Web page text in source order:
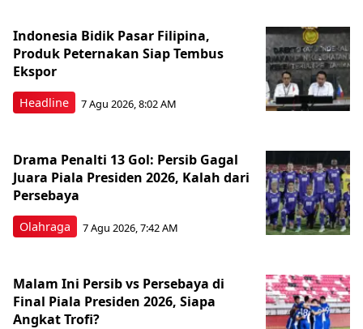
Headline
Indonesia Bidik Pasar Filipina,
Produk Peternakan Siap Tembus
Ekspor
7 Agu 2026, 8:02 AM
Olahraga
Drama Penalti 13 Gol: Persib Gagal
Juara Piala Presiden 2026, Kalah dari
Persebaya
7 Agu 2026, 7:42 AM
Malam Ini Persib vs Persebaya di
Final Piala Presiden 2026, Siapa
Angkat Trofi?